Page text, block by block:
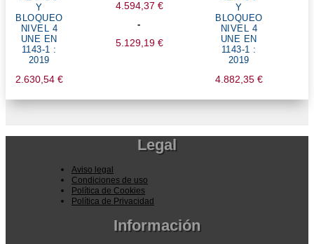
Y
BLOQUEO
NIVEL 4
UNE EN
1143-1 :
2019
2.630,54€
precio4.594,37 €
-
5.129,19 €
hasta
4.795,96 €.
Y
BLOQUEO
NIVEL 4
UNE EN
1143-1 :
2019
4.882,35€
Legal
Aviso legal
Condiciones de uso
Política de Cookies
Política de Privacidad
Información